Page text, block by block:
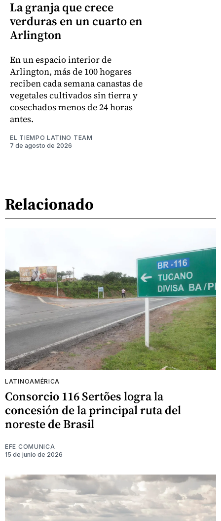
La granja que crece
verduras en un cuarto en
Arlington
En un espacio interior de
Arlington, más de 100 hogares
reciben cada semana canastas de
vegetales cultivados sin tierra y
cosechados menos de 24 horas
antes.
EL TIEMPO LATINO TEAM
7 de agosto de 2026
Relacionado
LATINOAMÉRICA
Consorcio 116 Sertões logra la
concesión de la principal ruta del
noreste de Brasil
EFE COMUNICA
15 de junio de 2026